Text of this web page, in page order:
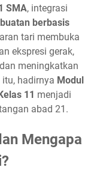
SMA, integrasi
berbasis
tari membuka
ekspresi gerak,
meningkatkan
hadirnya Modul
11 menjadi
abad 21.
Mengapa